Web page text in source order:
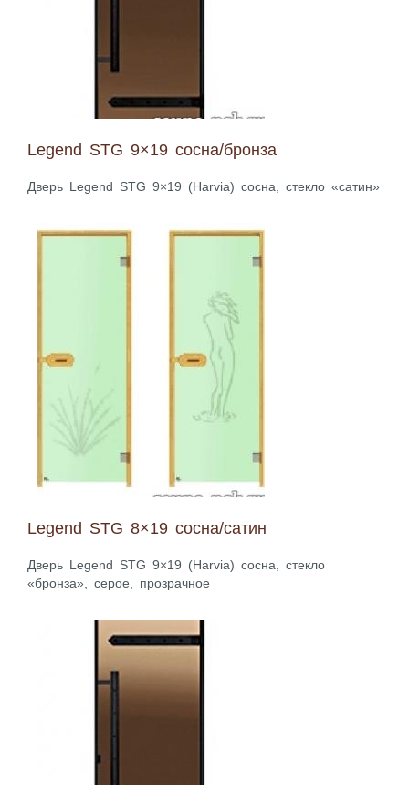
Legend STG 9×19 сосна/бронза
Дверь Legend STG 9×19 (Harvia) сосна, стекло «сатин»
Legend STG 8×19 сосна/сатин
Дверь Legend STG 9×19 (Harvia) сосна, стекло
«бронза», серое, прозрачное